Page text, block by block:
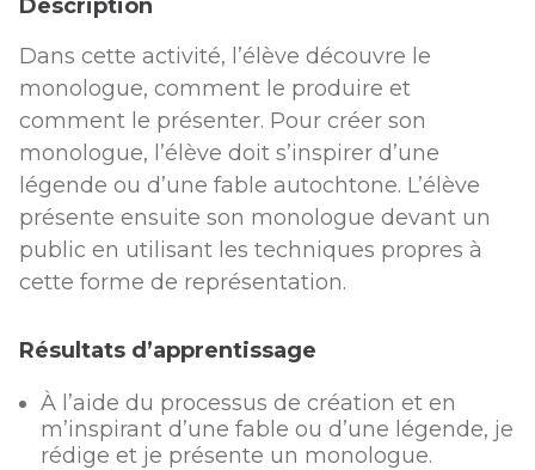
Description
Dans cette activité, l’élève découvre le
monologue, comment le produire et
comment le présenter. Pour créer son
monologue, l’élève doit s’inspirer d’une
légende ou d’une fable autochtone. L’élève
présente ensuite son monologue devant un
public en utilisant les techniques propres à
cette forme de représentation.
Résultats d’apprentissage
À l’aide du processus de création et en
m’inspirant d’une fable ou d’une légende, je
rédige et je présente un monologue.